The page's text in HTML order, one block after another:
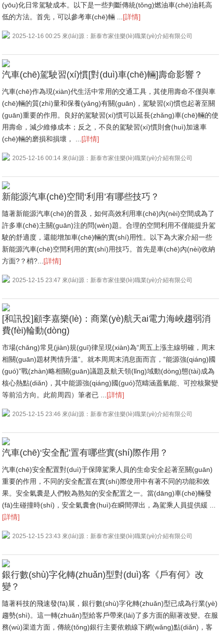
(yōu)化日常駕駛成本。以下是一些判斷傳統(tǒng)燃油車(chē)油耗高
低的方法。首先，可以參考車(chē)輛 ... [詳情]
2025-12-16 00:25 來(lái)源：新泰市家佳樂(lè)職業(yè)介紹有限公司
汽車(chē)駕駛習(xí)慣[對(duì)車(chē)輛]壽命影響？
汽車(chē)作為現(xiàn)代生活中常用的交通工具，其使用壽命不僅與車
(chē)輛的質(zhì)量和保養(yǎng)有關(guān)，駕駛習(xí)慣也起著至關
(guān)重要的作用。良好的駕駛習(xí)慣可以延長(zhǎng)車(chē)輛的使
用壽命，減少維修成本；反之，不良的駕駛習(xí)慣則會(huì)加速車
(chē)輛的磨損和損壞， ... [詳情]
2025-12-16 00:14 來(lái)源：新泰市家佳樂(lè)職業(yè)介紹有限公司
新能源汽車(chē)空間‘利用’有哪些技巧？
隨著新能源汽車(chē)的普及，如何高效利用車(chē)內(nèi)空間成為了
許多車(chē)主關(guān)注的問(wèn)題。合理的空間利用不僅能提升駕
駛的舒適度，還能增加車(chē)輛的實(shí)用性。以下為大家介紹一些
新能源汽車(chē)空間利用的實(shí)用技巧。首先是車(chē)內(nèi)收納
方面?？梢?... [詳情]
2025-12-15 23:47 來(lái)源：新泰市家佳樂(lè)職業(yè)介紹有限公司
[和訊投]顧李嘉樂(lè)：商業(yè)航天ai電力海峽趨弱消
費(fèi)輪動(dòng)
市場(chǎng)常見(jiàn)規(guī)律呈現(xiàn)為“周五上漲主線明確，周末
相關(guān)題材輿情升溫”。就本周周末消息面而言，“能源強(qiáng)國
(guó)”戰(zhàn)略相關(guān)議題及航天領(lǐng)域動(dòng)態(tài)成為
核心熱點(diǎn)，其中能源強(qiáng)國(guó)范疇涵蓋氫能、可控核聚變
等前沿方向。此前周四）筆者已 ... [詳情]
2025-12-15 23:46 來(lái)源：新泰市家佳樂(lè)職業(yè)介紹有限公司
汽車(chē)‘安全配’置有哪些實(shí)際作用？
汽車(chē)安全配置對(duì)于保障駕乘人員的生命安全起著至關(guān)
重要的作用，不同的安全配置在實(shí)際使用中有著不同的功能和效
果。安全氣囊是人們較為熟知的安全配置之一。當(dāng)車(chē)輛發
(fā)生碰撞時(shí)，安全氣囊會(huì)在瞬間彈出，為駕乘人員提供緩 ...
[詳情]
2025-12-15 23:43 來(lái)源：新泰市家佳樂(lè)職業(yè)介紹有限公司
銀行數(shù)字化轉(zhuǎn)型對(duì)客《戶有何》改
變？
隨著科技的飛速發(fā)展，銀行數(shù)字化轉(zhuǎn)型已成為行業(yè)
趨勢(shì)。這一轉(zhuǎn)型給客戶帶來(lái)了多方面的顯著改變。在服
務(wù)渠道方面，傳統(tǒng)銀行主要依賴線下網(wǎng)點(diǎn)，客